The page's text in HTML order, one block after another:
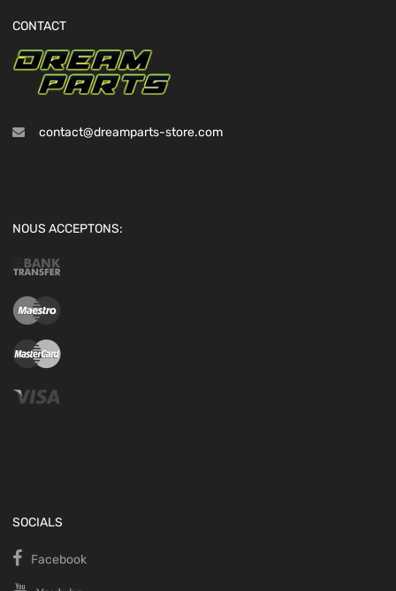
CONTACT
contact@dreamparts-store.com
NOUS ACCEPTONS:
SOCIALS
Facebook